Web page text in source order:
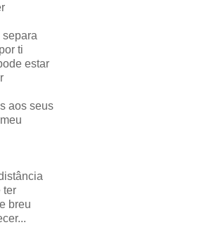
separa
ti
estar
aos seus
ter
breu